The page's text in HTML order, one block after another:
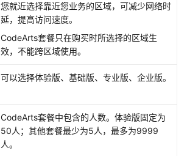
您就近选择靠近您业务的区域，可减少网络时
延，提高访问速度。
CodeArts套餐只在购买时所选择的区域生
效，不能跨区域使用。
可以选择体验版、基础版、专业版、企业版。
CodeArts套餐中包含的人数。体验版固定为
50人；其他套餐最少为5人，最多为9999
人。